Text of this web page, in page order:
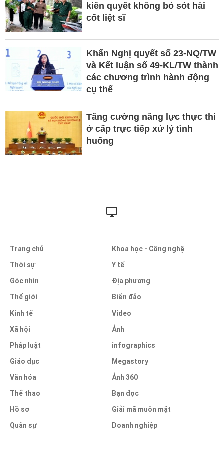
kiên quyết không bỏ sót hài
cốt liệt sĩ
Khẩn Nghị quyết số 23-NQ/TW
và Kết luận số 49-KL/TW thành
các chương trình hành động
cụ thể
Tăng cường năng lực thực thi
ở cấp trực tiếp xử lý tình
huống
Trang chủ
Thời sự
Góc nhìn
Thế giới
Kinh tế
Xã hội
Pháp luật
Giáo dục
Văn hóa
Thể thao
Hồ sơ
Quân sự
Khoa học - Công nghệ
Y tế
Địa phương
Biển đảo
Video
Ảnh
infographics
Megastory
Ảnh 360
Bạn đọc
Giải mã muôn mặt
Doanh nghiệp